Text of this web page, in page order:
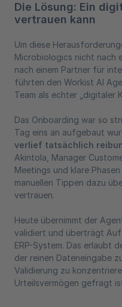
Die Lösung: Ein
vertrauen kann
Um diese
Microbiologics nicht nach
nach einem Partner für
führten den Workist AI
Team als echter „digitaler
Das Onboarding war so
Tag eins an aufgebaut
verlief tatsächlich
Akintola, Manager
Meetings und klare
manuellen Tippen dazu
vertrauen.
Heute übernimmt der
validiert und überträgt
ERP-System. Das erlaubt
der reinen Dateneingabe
Validierung zu
Urteilsvermögen gefragt